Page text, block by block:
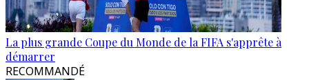
La plus grande Coupe du Monde de la FIFA s'apprête à
démarrer
RECOMMANDÉ